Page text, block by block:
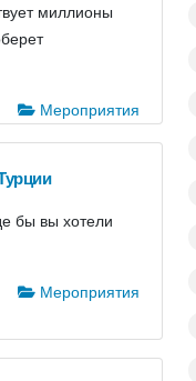
миллионы
Мероприятия
бы вы хотели
Мероприятия